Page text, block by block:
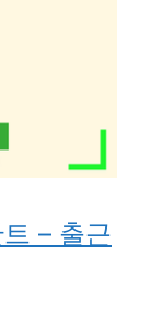
– 출근